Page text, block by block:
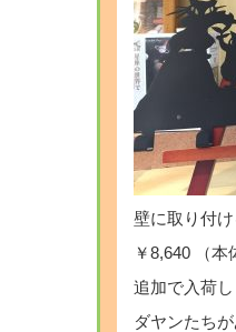
壁に取り付
￥8,640 （本
追加で入荷
ダヤンたち